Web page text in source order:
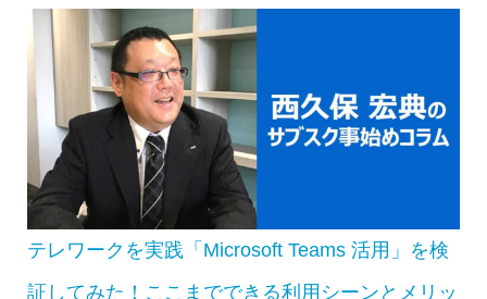
テレワークを実践「Microsoft Teams 活用」を検
証してみた！ここまでできる利用シーンとメリッ